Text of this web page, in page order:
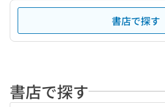
書店で探す
書店で探す